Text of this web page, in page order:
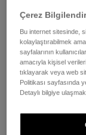
Çerez
Bu internet sitesinde,
kolaylaştırabilmek
sayfalarının
amacıyla kişisel
tıklayarak veya web
Politikası sayfasında
Detaylı bilgiye